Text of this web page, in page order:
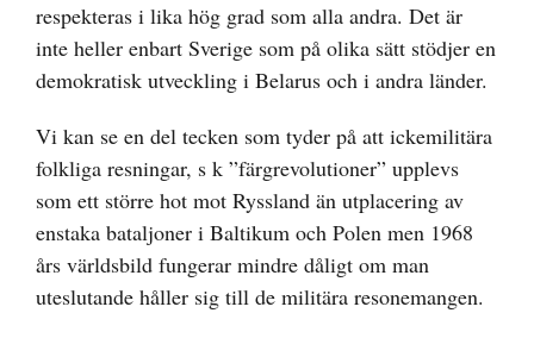
respekteras i lika hög grad som alla andra. Det är
inte heller enbart Sverige som på olika sätt stödjer en
demokratisk utveckling i Belarus och i andra länder.
Vi kan se en del tecken som tyder på att ickemilitära
folkliga resningar, s k ”färgrevolutioner” upplevs
som ett större hot mot Ryssland än utplacering av
enstaka bataljoner i Baltikum och Polen men 1968
års världsbild fungerar mindre dåligt om man
uteslutande håller sig till de militära resonemangen.